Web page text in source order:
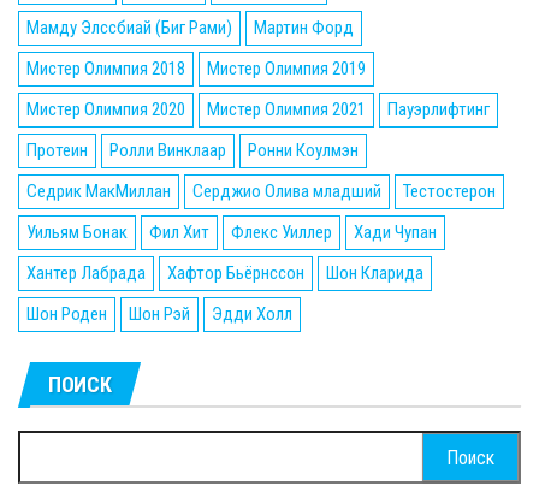
Мамду Элссбиай (Биг Рами)
Мартин Форд
Мистер Олимпия 2018
Мистер Олимпия 2019
Мистер Олимпия 2020
Мистер Олимпия 2021
Пауэрлифтинг
Протеин
Ролли Винклаар
Ронни Коулмэн
Седрик МакМиллан
Серджио Олива младший
Тестостерон
Уильям Бонак
Фил Хит Флекс Уиллер
Хади Чупан
Хантер Лабрада
Хафтор Бьёрнссон
Шон Кларида
Шон Роден
Шон Рэй Эдди Холл
ПОИСК